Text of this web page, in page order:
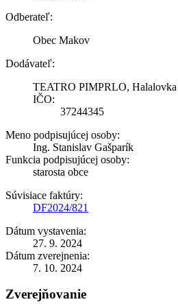
Odberateľ:
Obec Makov
Dodávateľ:
TEATRO PIMPRLO, Halalovka
IČO:
37244345
Meno podpisujúcej osoby:
Ing. Stanislav Gašparík
Funkcia podpisujúcej osoby:
starosta obce
Súvisiace faktúry:
DF2024/821
Dátum vystavenia:
27. 9. 2024
Dátum zverejnenia:
7. 10. 2024
Zverejňovanie